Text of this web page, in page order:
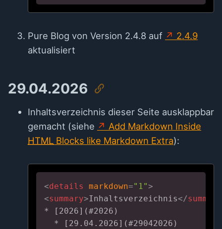
Pure Blog von Version 2.4.8 auf
2.4.9
aktualisiert
29.04.2026
Inhaltsverzeichnis dieser Seite ausklappbar
gemacht (siehe
Add Markdown Inside
HTML Blocks like Markdown Extra):
<details markdown="1">
<summary>Inhaltsverzeichnis</summary
* [2026](#2026)
  * [29.04.2026](#29042026)